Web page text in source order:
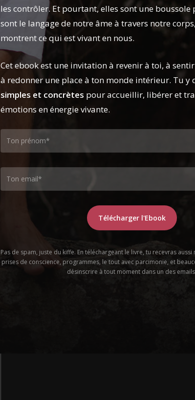
les contrôler. Et pourtant, elles sont une boussole
sont le langage de notre âme à travers notre
montrent ce qui est vivant en nous.
Cet ebook est une invitation à revenir à toi, à
à redonner une place à ton monde intérieur. Tu y
simples et concrètes pour accueillir, libérer et
émotions en énergie vivante.
Pas de spam, juste du kiffe. En téléchargeant le livre, tu recevras
prises de conscience, programmes, le tout avec parcimonie, et
désinscrire à tout moment dans un des